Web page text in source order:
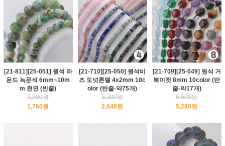
[21-811][25-051] 원석 라
운드 녹문석 6mm~10m
m 천연 (반줄)
2,200원
1,760원
[21-710][25-050] 원석비
즈 도넛론델 4x2mm 10c
olor (반줄-약75개)
3,300원
2,640원
[21-709][25-049] 원석 거
북이컷 8mm 10color (반
줄-약17개)
6,600원
5,280원